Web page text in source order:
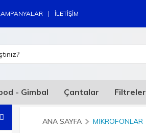
| İLETİŞİM
- Gimbal Çantalar Filtreler
ANA SAYFA MIKROFONLAR